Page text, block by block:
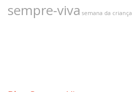
sempre-viva semana da criança